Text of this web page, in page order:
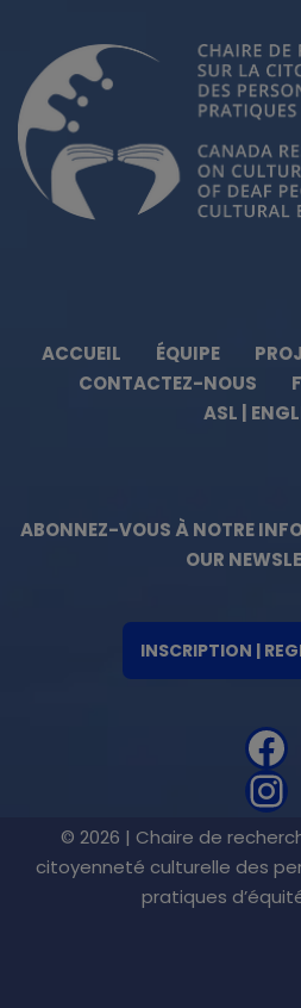
ACCUEIL ÉQUIPE
CONTACTEZ-NOUS
ASL |
ABONNEZ-VOUS À NOTRE
OUR
INSCRIPTION |
© 2026 | Chaire de
citoyenneté culturelle des
pratiques